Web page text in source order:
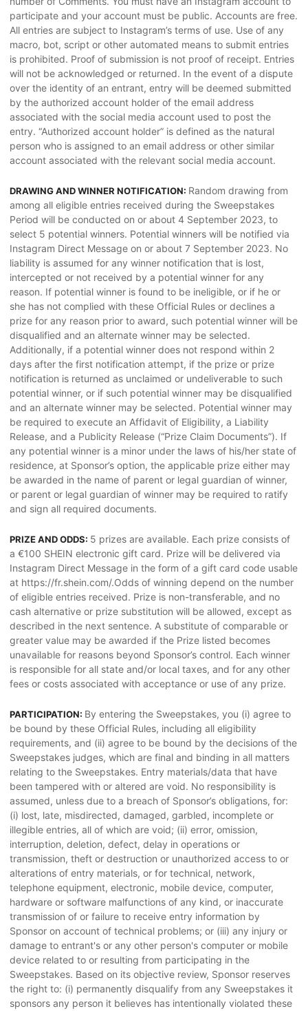
participate and your account must be public. Accounts are free.
All entries are subject to Instagram’s terms of use. Use of any
macro, bot, script or other automated means to submit entries
is prohibited. Proof of submission is not proof of receipt. Entries
will not be acknowledged or returned. In the event of a dispute
over the identity of an entrant, entry will be deemed submitted
by the authorized account holder of the email address
associated with the social media account used to post the
entry. “Authorized account holder” is defined as the natural
person who is assigned to an email address or other similar
account associated with the relevant social media account.
DRAWING AND WINNER NOTIFICATION: Random drawing from
among all eligible entries received during the Sweepstakes
Period will be conducted on or about 4 September 2023, to
select 5 potential winners. Potential winners will be notified via
Instagram Direct Message on or about 7 September 2023. No
liability is assumed for any winner notification that is lost,
intercepted or not received by a potential winner for any
reason. If potential winner is found to be ineligible, or if he or
she has not complied with these Official Rules or declines a
prize for any reason prior to award, such potential winner will be
disqualified and an alternate winner may be selected.
Additionally, if a potential winner does not respond within 2
days after the first notification attempt, if the prize or prize
notification is returned as unclaimed or undeliverable to such
potential winner, or if such potential winner may be disqualified
and an alternate winner may be selected. Potential winner may
be required to execute an Affidavit of Eligibility, a Liability
Release, and a Publicity Release (“Prize Claim Documents”). If
any potential winner is a minor under the laws of his/her state of
residence, at Sponsor’s option, the applicable prize either may
be awarded in the name of parent or legal guardian of winner,
or parent or legal guardian of winner may be required to ratify
and sign all required documents.
PRIZE AND ODDS: 5 prizes are available. Each prize consists of
a €100 SHEIN electronic gift card. Prize will be delivered via
Instagram Direct Message in the form of a gift card code usable
at https://fr.shein.com/.Odds of winning depend on the number
of eligible entries received. Prize is non-transferable, and no
cash alternative or prize substitution will be allowed, except as
described in the next sentence. A substitute of comparable or
greater value may be awarded if the Prize listed becomes
unavailable for reasons beyond Sponsor’s control. Each winner
is responsible for all state and/or local taxes, and for any other
fees or costs associated with acceptance or use of any prize.
PARTICIPATION: By entering the Sweepstakes, you (i) agree to
be bound by these Official Rules, including all eligibility
requirements, and (ii) agree to be bound by the decisions of the
Sweepstakes judges, which are final and binding in all matters
relating to the Sweepstakes. Entry materials/data that have
been tampered with or altered are void. No responsibility is
assumed, unless due to a breach of Sponsor’s obligations, for:
(i) lost, late, misdirected, damaged, garbled, incomplete or
illegible entries, all of which are void; (ii) error, omission,
interruption, deletion, defect, delay in operations or
transmission, theft or destruction or unauthorized access to or
alterations of entry materials, or for technical, network,
telephone equipment, electronic, mobile device, computer,
hardware or software malfunctions of any kind, or inaccurate
transmission of or failure to receive entry information by
Sponsor on account of technical problems; or (iii) any injury or
damage to entrant's or any other person's computer or mobile
device related to or resulting from participating in the
Sweepstakes. Based on its objective review, Sponsor reserves
the right to: (i) permanently disqualify from any Sweepstakes it
sponsors any person it believes has intentionally violated these